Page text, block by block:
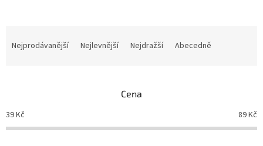
p
r
o
Nejprodávanější Nejlevnější Nejdražší Abecedně
Cena
39Kč 89Kč